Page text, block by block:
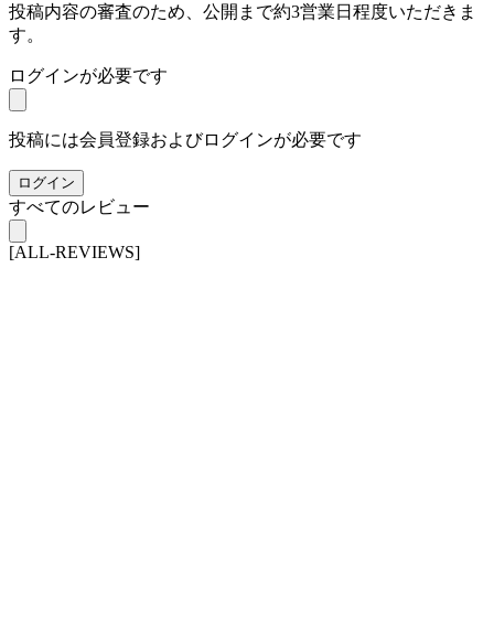
投稿内容の審査のため、公開まで約3営業日程度いただきま
す。
ログインが必要です
投稿には会員登録およびログインが必要です
ログイン
すべてのレビュー
[ALL-REVIEWS]